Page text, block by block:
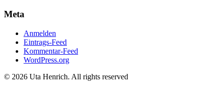
Meta
Anmelden
Eintrags-Feed
Kommentar-Feed
WordPress.org
© 2026 Uta Henrich. All rights reserved